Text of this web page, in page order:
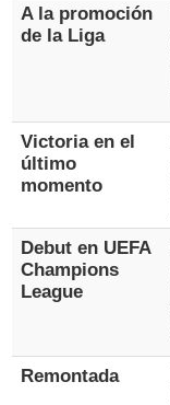
A la promoción
de la Liga
Victoria en el
último
momento
Debut en UEFA
Champions
League
Remontada